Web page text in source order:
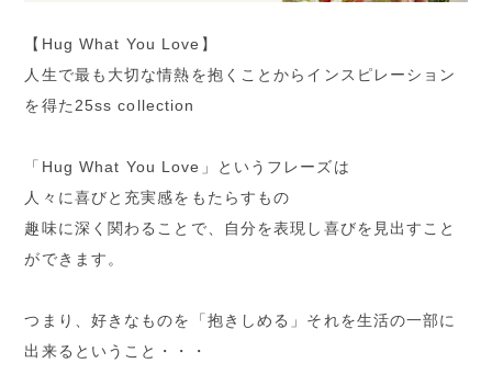
【Hug What You Love】
人生で最も大切な情熱を抱くことからインスピレーション
を得た25ss collection
「Hug What You Love」というフレーズは
人々に喜びと充実感をもたらすもの
趣味に深く関わることで、自分を表現し喜びを見出すこと
ができます。
つまり、好きなものを「抱きしめる」それを生活の一部に
出来るということ・・・